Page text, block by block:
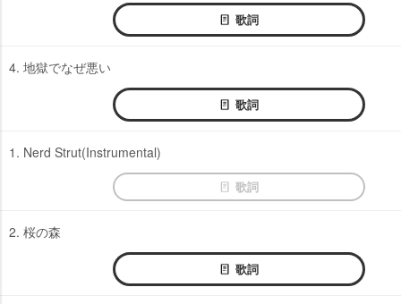
歌詞
4. 地獄でなぜ悪い
歌詞
1. Nerd Strut(Instrumental)
歌詞
2. 桜の森
歌詞